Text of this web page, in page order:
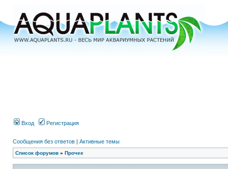
Вход Регистрация
Сообщения без ответов | Активные темы
Список форумов » Прочее